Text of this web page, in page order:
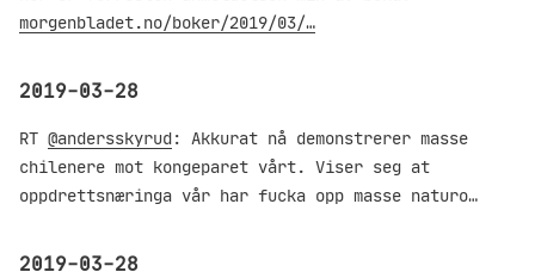
morgenbladet.no/boker/2019/03/…
2019-03-28
RT @andersskyrud: Akkurat nå demonstrerer masse
chilenere mot kongeparet vårt. Viser seg at
oppdrettsnæringa vår har fucka opp masse naturo…
2019-03-28